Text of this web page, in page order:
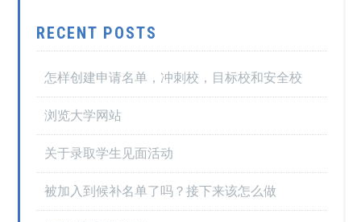
RECENT POSTS
怎样创建申请名单，冲刺校，目标校和安全校
浏览大学网站
关于录取学生见面活动
被加入到候补名单了吗？接下来该怎么做